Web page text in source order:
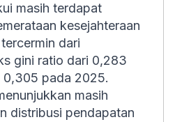
masih terdapat
kesejahteraan
dari
gini ratio dari 0,283
0,305 pada 2025.
masih
distribusi pendapatan